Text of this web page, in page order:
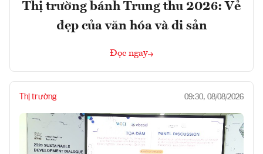
Thị trường bánh Trung thu 2026: Vẻ
đẹp của văn hóa và di sản
Đọc ngay
Thị trường 09:30, 08/08/2026